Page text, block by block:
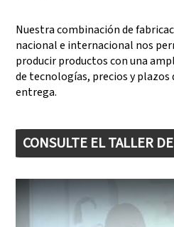
Nuestra combinación de
nacional e internacional nos
producir productos con una
de tecnologías, precios y plazos
entrega.
CONSULTE EL TALLER